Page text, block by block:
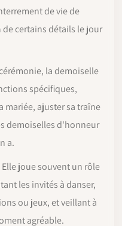
de vie de
certains détails le jour
la demoiselle
spécifiques,
mariée, ajuster sa traîne
demoiselles d'honneur
a.
Elle joue souvent un rôle
les invités à danser,
ou jeux, et veillant à
agréable.